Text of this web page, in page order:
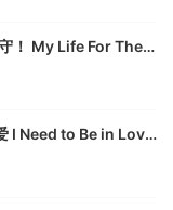
！ My Life For Thee!
I Need to Be in Love